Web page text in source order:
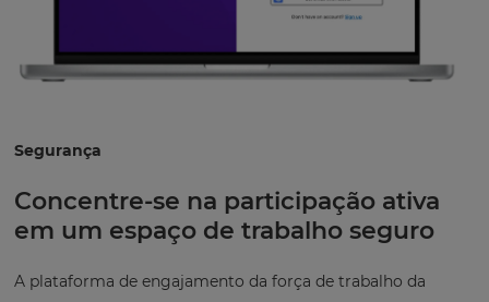
Segurança
Concentre-se na participação ativa
em um espaço de trabalho seguro
A plataforma de engajamento da força de trabalho da